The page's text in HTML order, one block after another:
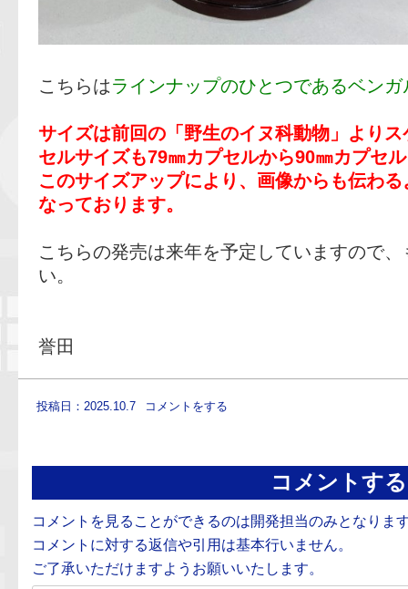
こちらはラインナップのひとつであるベンガ
サイズは前回の「野生のイヌ科動物」より
セルサイズも79㎜カプセルから90㎜カプセ
このサイズアップにより、画像からも伝わ
なっております。
こちらの発売は来年を予定していますので
い。
誉田
投稿日：2025.10.7 コメントをする
コメントする
コメントを見ることができるのは開発担当のみとなりま
コメントに対する返信や引用は基本行いません。
ご了承いただけますようお願いいたします。